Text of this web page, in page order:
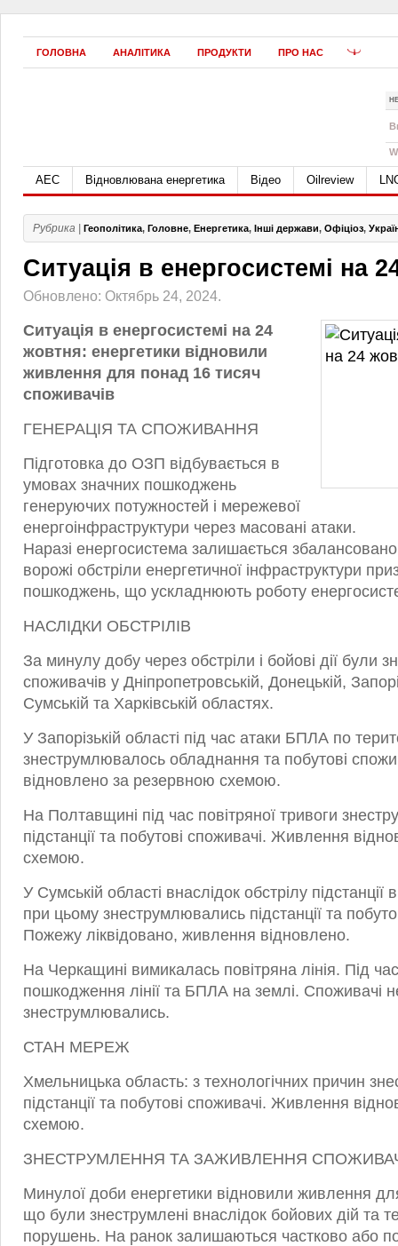
ГОЛОВНА АНАЛІТИКА ПРОДУКТИ ПРО НАС
АЕС Відновлювана енергетика Відео Oilreview
Рубрика | Геополітика, Головне, Енергетика, Інші держави, Офіціоз,
Ситуація в енергосистемі на
Обновлено: Октябрь 24, 2024.
Ситуація в енергосистемі на 24
жовтня: енергетики відновили
живлення для понад 16 тисяч
споживачів
ГЕНЕРАЦІЯ ТА СПОЖИВАННЯ
Підготовка до ОЗП відбувається в
умовах значних пошкоджень
генеруючих потужностей і мережевої
енергоінфраструктури через масовані атаки.
Наразі енергосистема залишається
ворожі обстріли енергетичної інфраструктури
пошкоджень, що ускладнюють роботу
НАСЛІДКИ ОБСТРІЛІВ
За минулу добу через обстріли і бойові дії були
споживачів у Дніпропетровській, Донецькій,
Сумській та Харківській областях.
У Запорізькій області під час атаки БПЛА по
знеструмлювалось обладнання та побутові
відновлено за резервною схемою.
На Полтавщині під час повітряної тривоги
підстанції та побутові споживачі. Живлення
схемою.
У Сумській області внаслідок обстрілу
при цьому знеструмлювались підстанції та
Пожежу ліквідовано, живлення відновлено.
На Черкащині вимикалась повітряна лінія. Під
пошкодження лінії та БПЛА на землі. Споживачі
знеструмлювались.
СТАН МЕРЕЖ
Хмельницька область: з технологічних причин
підстанції та побутові споживачі. Живлення
схемою.
ЗНЕСТРУМЛЕННЯ ТА ЗАЖИВЛЕННЯ
Минулої доби енергетики відновили живлення
що були знеструмлені внаслідок бойових дій та
порушень. На ранок залишаються частково або